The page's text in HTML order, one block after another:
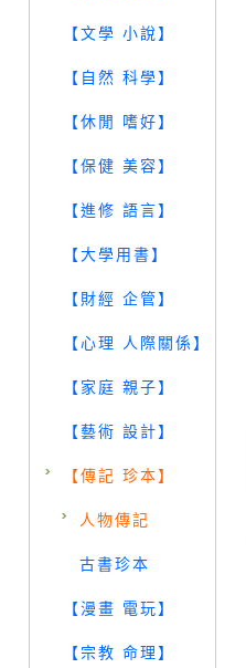
【文學 小說】
【自然 科學】
【休閒 嗜好】
【保健 美容】
【進修 語言】
【大學用書】
【財經 企管】
【心理 人際關係】
【家庭 親子】
【藝術 設計】
【傳記 珍本】
人物傳記
古書珍本
【漫畫 電玩】
【宗教 命理】